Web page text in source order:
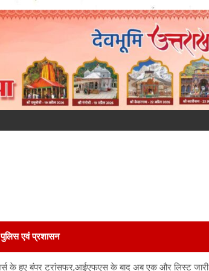
पुलिस एवं प्रशासन
के हुए बंपर ट्रांसफर,आईएफएस के बाद अब एक और लिस्ट जारी